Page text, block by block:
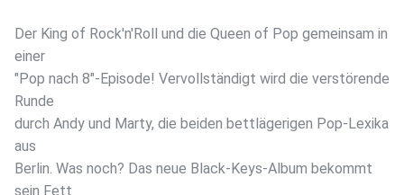
Der King of Rock'n'Roll und die Queen of Pop gemeinsam in
einer
"Pop nach 8"-Episode! Vervollständigt wird die verstörende
Runde
durch Andy und Marty, die beiden bettlägerigen Pop-Lexika
aus
Berlin. Was noch? Das neue Black-Keys-Album bekommt
sein Fett